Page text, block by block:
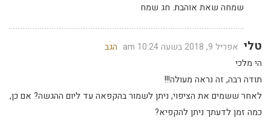
שמחה שאת אוהבת. חג שמח
טלי אפריל 9, 2018 בשעה 10:24 am
הגב
הי מלכי
תודה רבה, זה נראה מעולה!!!
לאחר ששמים את הציפוי, ניתן לשמור בהקפאה עד ליום ההגשה? אם כן,
כמה זמן לדעתך ניתן להקפיא?